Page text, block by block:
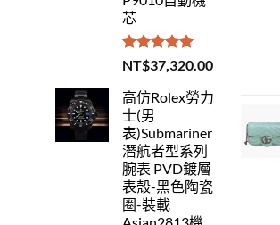
芯
評分5.00
滿分 5
NT$37,320.00
高仿Rolex勞力
士(男
表)Submariner
潛航者型系列
腕表 PVD鍍層
表殼-黑色陶瓷
圈-裝載